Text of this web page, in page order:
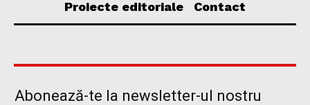
Proiecte editoriale
Contact
Abonează-te la newsletter-ul nostru